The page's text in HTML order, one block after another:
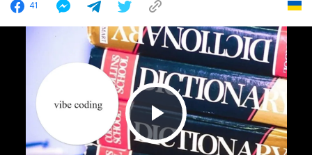
41
Play Video